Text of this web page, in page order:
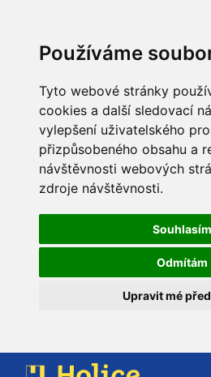
Používáme
Tyto webové stránky
cookies a další sledovací
vylepšení uživatelského
přizpůsobeného obsahu a
návštěvnosti webových
zdroje návštěvnosti.
Souhlasím
Odmítám
Upravit mé